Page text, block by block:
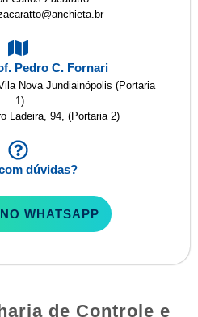
de Controle e
Pedro C. Fornari
Nova Jundiainópolis (Portaria
1)
Ladeira, 94, (Portaria 2)
dúvidas?
WHATSAPP